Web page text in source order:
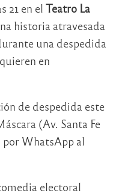
21 en el Teatro La
historia atravesada
una despedida
en
de despedida este
(Av. Santa Fe
por WhatsApp al
electoral